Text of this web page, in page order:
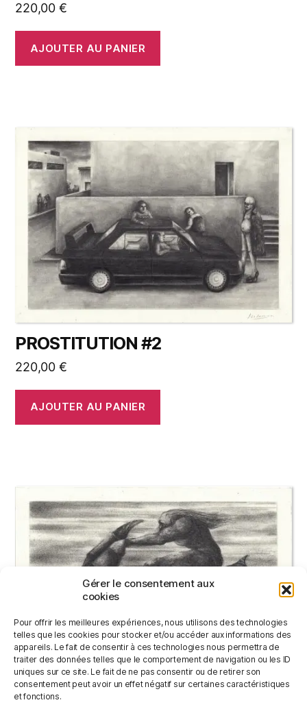
Gérer le consentement aux
cookies
Pour offrir les meilleures expériences, nous utilisons des technologies
telles que les cookies pour stocker et/ou accéder aux informations des
appareils. Le fait de consentir à ces technologies nous permettra de
traiter des données telles que le comportement de navigation ou les ID
uniques sur ce site. Le fait de ne pas consentir ou de retirer son
consentement peut avoir un effet négatif sur certaines caractéristiques
et fonctions.
220,00 €
AJOUTER AU PANIER
PROSTITUTION #2
220,00 €
AJOUTER AU PANIER
MONTURE MARINE